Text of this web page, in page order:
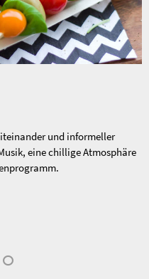
und informeller
eine chillige Atmosphäre